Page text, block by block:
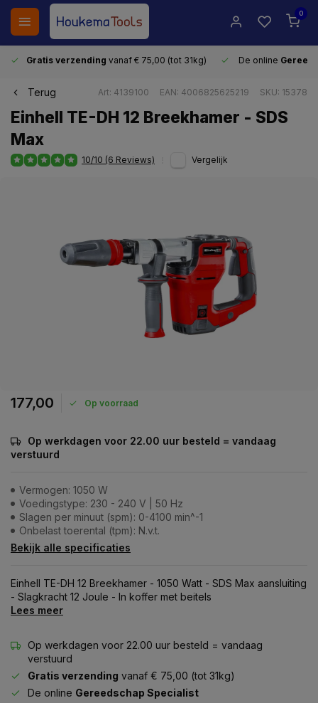
0
Gratis verzending vanaf € 75,00 (tot 31kg) De online
Terug Art: 4139100 EAN: 4006825625219 SKU: 15378
Einhell TE-DH 12 Breekhamer - SDS
Max
10/10 (6 Reviews) Vergelijk
177,00 Op voorraad
Op werkdagen voor 22.00 uur besteld = vandaag
verstuurd
Vermogen: 1050 W
Voedingstype: 230 - 240 V | 50 Hz
Slagen per minuut (spm): 0-4100 min^-1
Onbelast toerental (tpm): N.v.t.
Bekijk alle specificaties
Einhell TE-DH 12 Breekhamer - 1050 Watt - SDS Max aansluiting
- Slagkracht 12 Joule - In koffer met beitels
Lees meer
Op werkdagen voor 22.00 uur besteld = vandaag
verstuurd
Gratis verzending vanaf € 75,00 (tot 31kg)
De online Gereedschap Specialist